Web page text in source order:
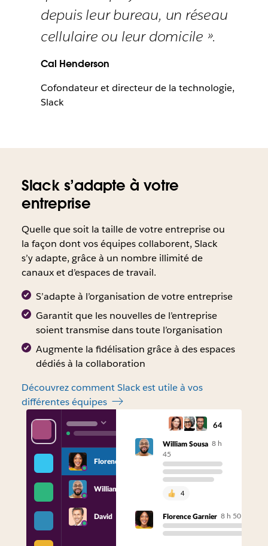
depuis leur bureau, un réseau
cellulaire ou leur domicile ».
Cal Henderson
Cofondateur et directeur de la technologie,
Slack
Slack s’adapte à votre
entreprise
Quelle que soit la taille de votre entreprise ou
la façon dont vos équipes collaborent, Slack
s’y adapte, grâce à un nombre illimité de
canaux et d’espaces de travail.
S’adapte à l’organisation de votre entreprise
Garantit que les nouvelles de l’entreprise
soient transmise dans toute l’organisation
Augmente la fidélisation grâce à des espaces
dédiés à la collaboration
Découvrez comment Slack est utile à vos
différentes équipes
Florence
William
David
64
William Sousa 8 h
45
4
Florence Garnier 8 h 50